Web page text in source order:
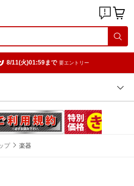
8/11(火)01:59まで 要エントリー
プ 楽器